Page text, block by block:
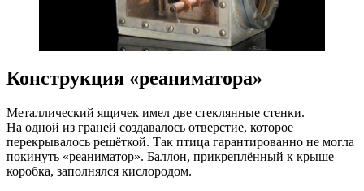
Конструкция «реаниматора»
Металлический ящичек имел две стеклянные стенки.
На одной из граней создавалось отверстие, которое
перекрывалось решёткой. Так птица гарантированно не могла
покинуть «реаниматор». Баллон, прикреплённый к крыше
коробка, заполнялся кислородом.